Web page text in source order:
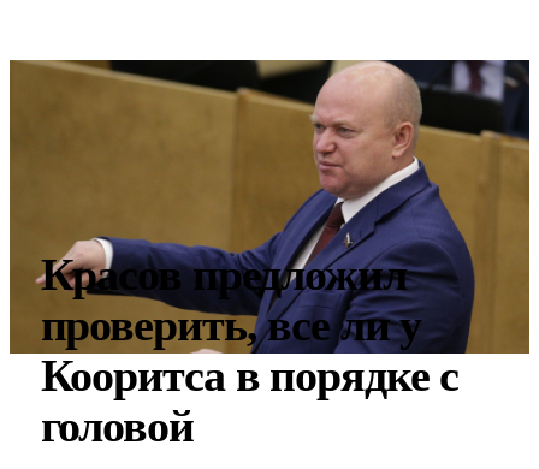
Красов предложил
проверить, все ли у
Кооритса в порядке с
головой